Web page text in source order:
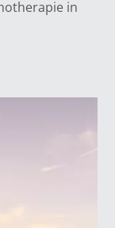
in